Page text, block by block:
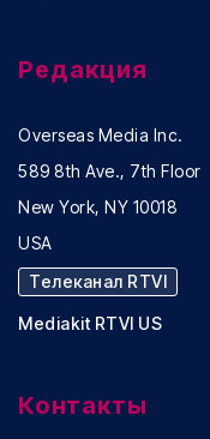
Редакция
Overseas Media Inc.
589 8th Ave., 7th Floor
New York, NY 10018
USA
Телеканал RTVI
Mediakit RTVI US
Контакты